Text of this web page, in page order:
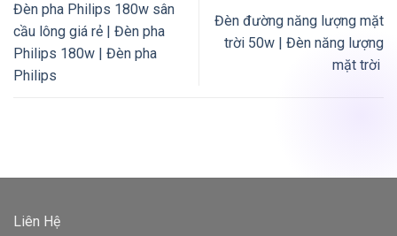
Đèn pha Philips 180w sân
cầu lông giá rẻ | Đèn pha
Philips 180w | Đèn pha
Philips
Đèn đường năng lượng mặt
trời 50w | Đèn năng lượng
mặt trời
Liên Hệ